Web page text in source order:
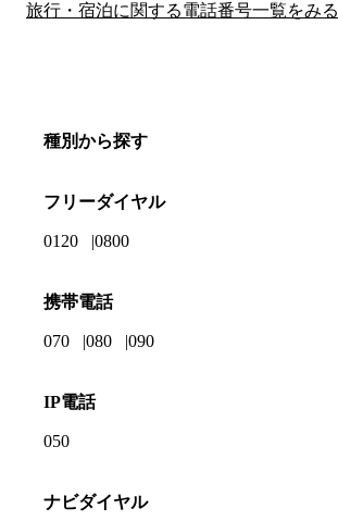
旅行・宿泊に関する電話番号一覧をみる
種別から探す
フリーダイヤル
0120 0800
携帯電話
070 080 090
IP電話
050
ナビダイヤル